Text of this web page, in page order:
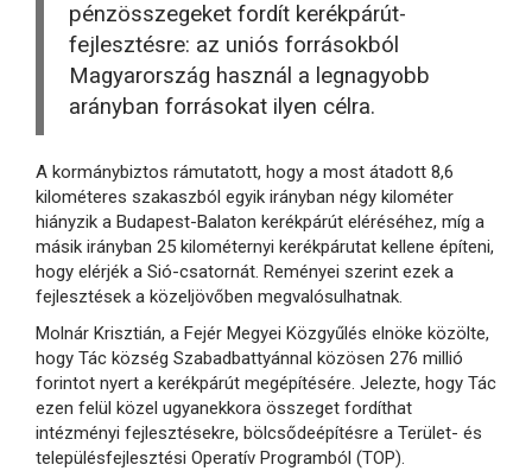
pénzösszegeket fordít kerékpárút-
fejlesztésre: az uniós forrásokból
Magyarország használ a legnagyobb
arányban forrásokat ilyen célra.
A kormánybiztos rámutatott, hogy a most átadott 8,6
kilométeres szakaszból egyik irányban négy kilométer
hiányzik a Budapest-Balaton kerékpárút eléréséhez, míg a
másik irányban 25 kilométernyi kerékpárutat kellene építeni,
hogy elérjék a Sió-csatornát. Reményei szerint ezek a
fejlesztések a közeljövőben megvalósulhatnak.
Molnár Krisztián, a Fejér Megyei Közgyűlés elnöke közölte,
hogy Tác község Szabadbattyánnal közösen 276 millió
forintot nyert a kerékpárút megépítésére. Jelezte, hogy Tác
ezen felül közel ugyanekkora összeget fordíthat
intézményi fejlesztésekre, bölcsődeépítésre a Terület- és
településfejlesztési Operatív Programból (TOP).